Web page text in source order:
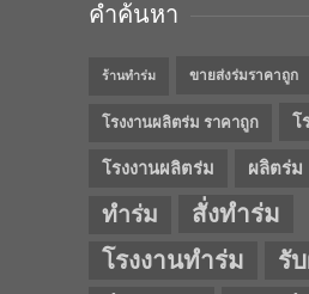
คำค้นหา
ร้านทำร่ม ขายส่งร่มราคาถูก
โรงงานผลิตร่ม ราคาถูก โ
โรงงานผลิตร่ม ผลิตร่ม
ทำร่ม
สั่งทำร่ม
โรงงานทำร่ม
รั